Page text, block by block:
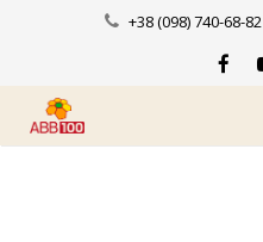
+38 (098) 740-68-82